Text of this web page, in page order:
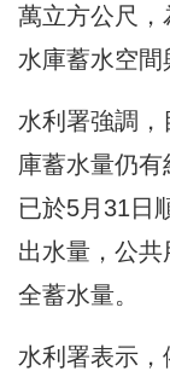
萬立方公尺
水庫蓄水空間
水利署強調
庫蓄水量仍
已於5月31日
出水量，公
全蓄水量。
水利署表示